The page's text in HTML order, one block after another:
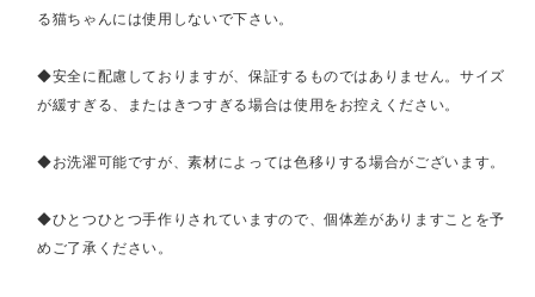
る猫ちゃんには使用しないで下さい。
◆安全に配慮しておりますが、保証するものではありません。サイズ
が緩すぎる、またはきつすぎる場合は使用をお控えください。
◆お洗濯可能ですが、素材によっては色移りする場合がございます。
◆ひとつひとつ手作りされていますので、個体差がありますことを予
めご了承ください。